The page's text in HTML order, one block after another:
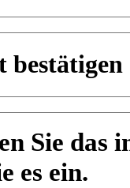
bestätigen
Sie das
es ein.